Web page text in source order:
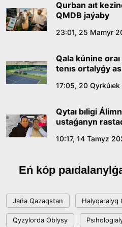
Abaıdyń adam tárbıesi
18:59, 20 Shilde 2026
Jasandy ıntellekt:
18:16, 20 Shilde 2026
jetistikteri men damý
Memleket basshysy
Qurban aıt
QMDB jaýaby
23:01, 25 Mamyr
Qala kúnine
tenıs ortalyǵy
17:05, 20
Qytaı bıligi
ustaǵanyn
10:17, 14 Tamyz
Eń kóp
Jańa Qazaqstan Halyqaralyq
Qyzylorda Oblysy